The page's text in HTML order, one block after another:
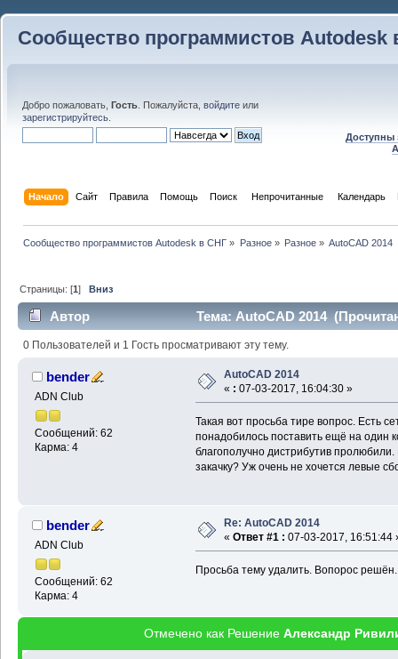
Сообщество программистов Autodesk
Добро пожаловать, Гость . Пожалуйста, войдите или
зарегистрируйтесь
Доступны
Начало Сайт Правила Помощь Поиск Непрочитанные Календарь
Сообщество программистов Autodesk в СНГ » Разное» Разное» AutoCAD 2014
Страницы: [1]Вниз
Автор Тема: AutoCAD 2014
0 Пользователей и 1 Гость просматривают эту тему.
bender
ADN Club
Сообщений: 62
Карма: 4
AutoCAD 2014
« : 07-03-2017, 16:04:30 »
Такая вот просьба тире вопрос. Есть
понадобилось поставить ещё на один
благополучно дистрибутив
закачку? Уж очень не хочется левые
bender
ADN Club
Сообщений: 62
Карма: 4
Re: AutoCAD 2014
« Ответ #1 : 07-03-2017, 16:51:44
Просьба тему удалить. Вопорос решён.
Отмечено как Решение Александр